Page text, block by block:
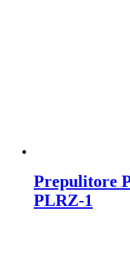
Prepulitore
PLRZ-1